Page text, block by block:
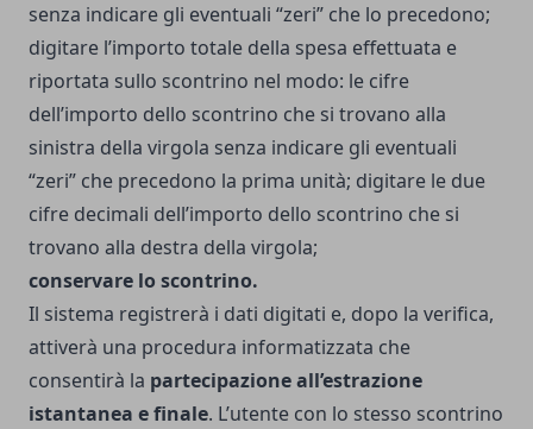
senza indicare gli eventuali “zeri” che lo precedono;
digitare l’importo totale della spesa effettuata e
riportata sullo scontrino nel modo: le cifre
dell’importo dello scontrino che si trovano alla
sinistra della virgola senza indicare gli eventuali
“zeri” che precedono la prima unità; digitare le due
cifre decimali dell’importo dello scontrino che si
trovano alla destra della virgola;
conservare lo scontrino.
Il sistema registrerà i dati digitati e, dopo la verifica,
attiverà una procedura informatizzata che
consentirà la partecipazione all’estrazione
istantanea e finale. L’utente con lo stesso scontrino